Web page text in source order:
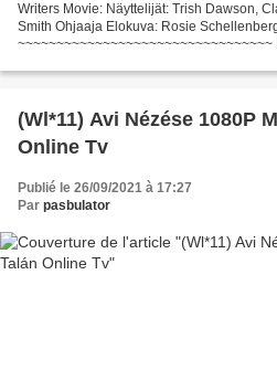
Writers Movie: Näyttelijät: Trish Dawson,
Smith Ohjaaja Elokuva: Rosie
(Wl*11) Avi Nézése 1080P
Online Tv
Publié le 26/09/2021 à 17:27
Par pasbulator